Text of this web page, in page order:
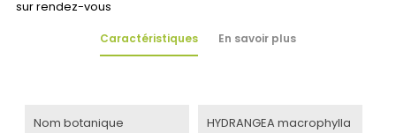
sur rendez-vous
Caractéristiques En savoir plus
Nom botanique
HYDRANGEA macrophylla